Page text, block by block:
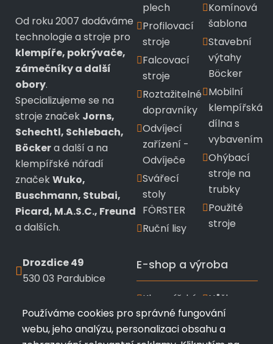
Od roku 2007 dodáváme
technologie a stroje pro
klempíře, pokrývače,
zámečníky a další
obory.
Specializujeme se na
stroje značek Jorns,
Schechtl, Schlebach,
Böckera další a na
klempířské nářadí
značekWuko,
Buschmann, Stubai,
Picard, M.A.S.C., Freund
a dalších.
Drozdice 49
530 03 Pardubice
info@profimk.eu
plech
Profilovací
stroje
Falcovací
stroje
Roztažitelné
dopravníky
Odvíjecí
zařízení -
Odvíječe
Svářecí
stoly
FÖRSTER
Ruční lisy
Komínová
šablona
Stavební
výtahy
Böcker
Mobilní
klempířská
dílna s
vybavením
Ohýbací
stroje na
trubky
Použité
stroje
E-shop a výroba
Klempířské
nářadí
Wuko
Nůžky a
kleště
Stubai
Používáme cookies pro správné fungování
webu, jeho analýzu, personalizaci obsahu a